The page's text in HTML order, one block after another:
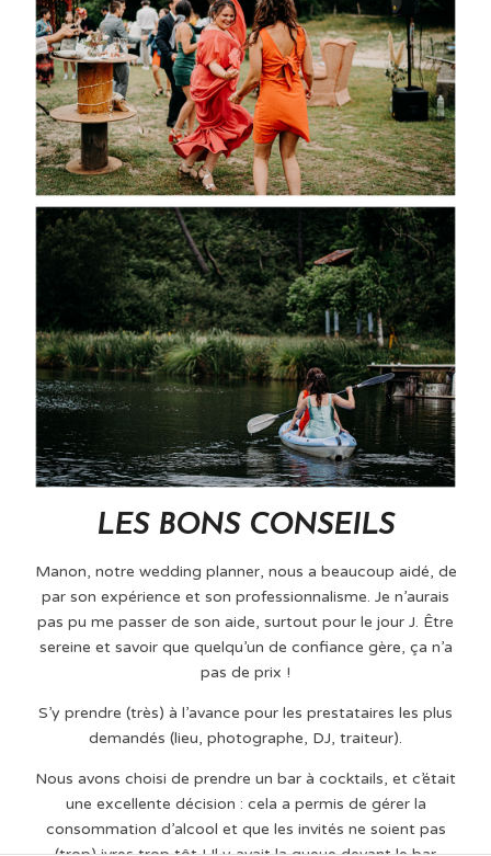
LES BONS CONSEILS
Manon, notre wedding planner, nous a beaucoup aidé, de
par son expérience et son professionnalisme. Je n’aurais
pas pu me passer de son aide, surtout pour le jour J. Être
sereine et savoir que quelqu’un de confiance gère, ça n’a
pas de prix !
S’y prendre (très) à l’avance pour les prestataires les plus
demandés (lieu, photographe, DJ, traiteur).
Nous avons choisi de prendre un bar à cocktails, et c’était
une excellente décision : cela a permis de gérer la
consommation d’alcool et que les invités ne soient pas